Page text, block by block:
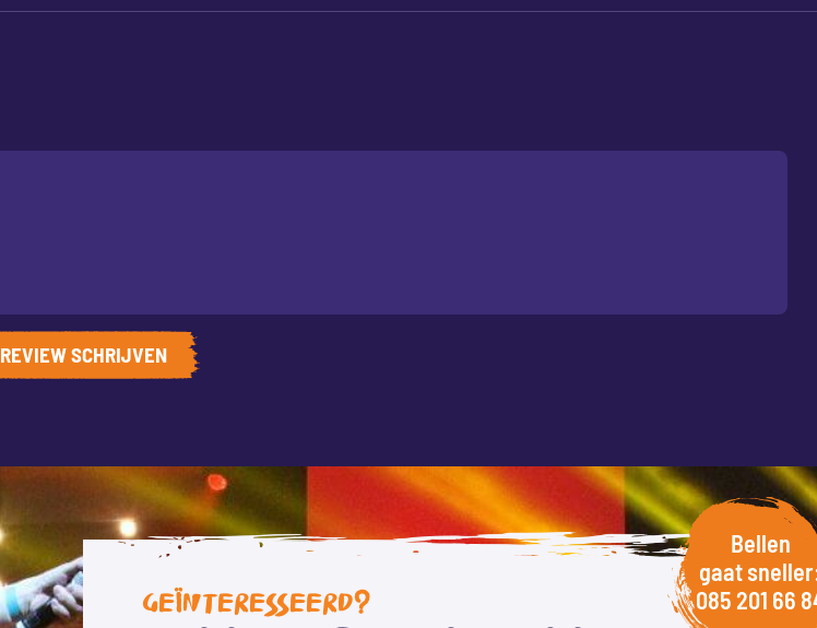
REVIEW SCHRIJVEN
Bellen
gaat
085 201 66
GEÏNTERESSEERD?